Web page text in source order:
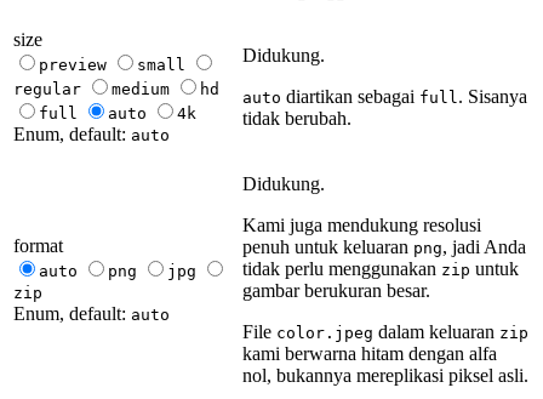
size
preview
small
regular
medium
hd
full
auto 4k
Enum, default: auto
Didukung.
auto diartikan sebagai full. Sisanya
tidak berubah.
format
auto png
jpg
zip
Enum, default: auto
Didukung.
Kami juga mendukung resolusi
penuh untuk keluaran png, jadi Anda
tidak perlu menggunakan zip untuk
gambar berukuran besar.
File color.jpeg dalam keluaran zip
kami berwarna hitam dengan alfa
nol, bukannya mereplikasi piksel asli.